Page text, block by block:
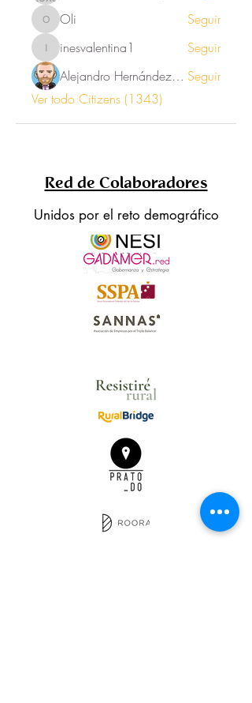
Oli Oli Seguir
inesvalentina1
inesvalentina1
Seguir
Alejandro Hernández Renner Seguir
Ver todo Citizens (1343)
Red de Colaboradores
Unidos por el reto demográfico